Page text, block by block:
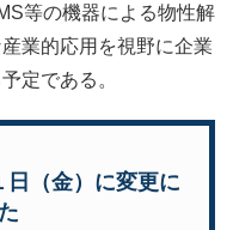
等の機器による物性解
業的応用を視野に企業
定である。
（金）に変更に